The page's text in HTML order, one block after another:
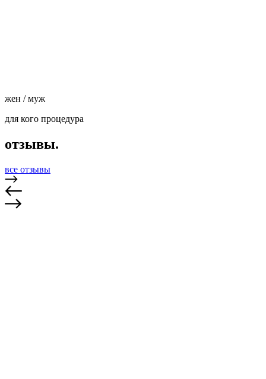
жен / муж
для кого процедура
отзывы.
все отзывы